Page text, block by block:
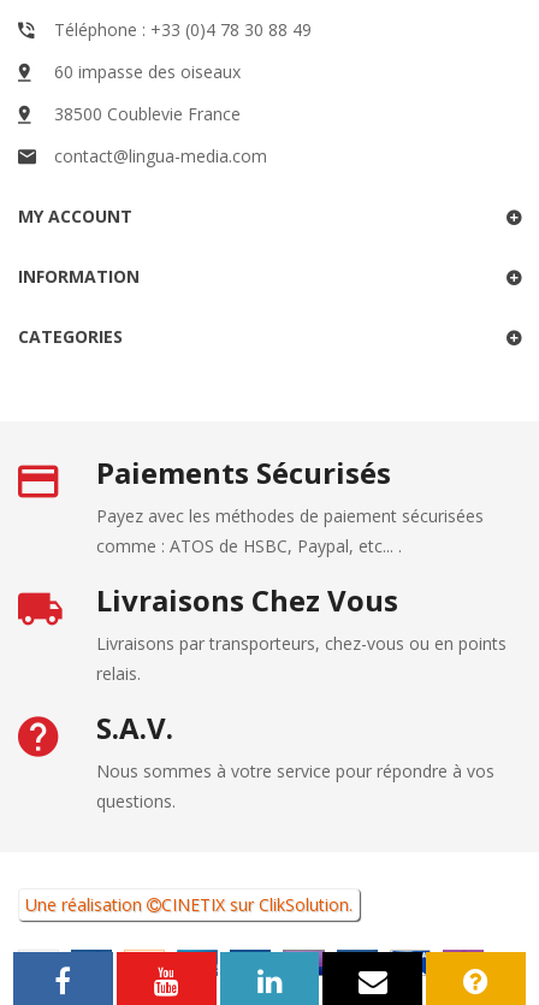
Téléphone : +33 (0)4 78 30 88 49
60 impasse des oiseaux
38500 Coublevie France
contact@lingua-media.com
MY ACCOUNT
INFORMATION
CATEGORIES
Paiements Sécurisés
Payez avec les méthodes de paiement sécurisées
comme : ATOS de HSBC, Paypal, etc... .
Livraisons Chez Vous
Livraisons par transporteurs, chez-vous ou en points
relais.
S.A.V.
Nous sommes à votre service pour répondre à vos
questions.
Une réalisation CINETIX surClikSolution.